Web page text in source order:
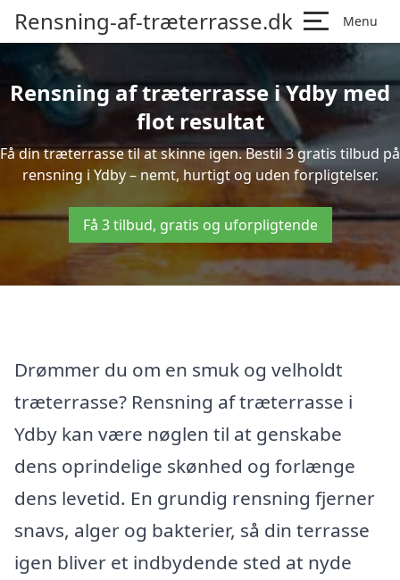
Rensning-af-træterrasse.dk Menu
Rensning af træterrasse i Ydby med
flot resultat
Få din træterrasse til at skinne igen. Bestil 3 gratis tilbud på
rensning i Ydby – nemt, hurtigt og uden forpligtelser.
Få 3 tilbud, gratis og uforpligtende
Drømmer du om en smuk og velholdt
træterrasse? Rensning af træterrasse i
Ydby kan være nøglen til at genskabe
dens oprindelige skønhed og forlænge
dens levetid. En grundig rensning fjerner
snavs, alger og bakterier, så din terrasse
igen bliver et indbydende sted at nyde